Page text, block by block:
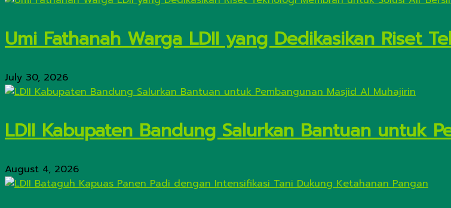
Umi Fathanah Warga LDII yang Dedikasikan Riset
July 30, 2026
LDII Kabupaten Bandung Salurkan Bantuan untuk
August 4, 2026